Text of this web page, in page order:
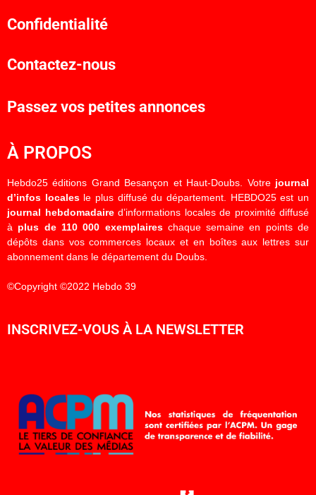
Confidentialité
Contactez-nous
Passez vos petites annonces
À PROPOS
Hebdo25 éditions Grand Besançon et Haut-Doubs. Votre journal
d’infos localesle plus diffusé du département. HEBDO25 est un
journal hebdomadaired’informations locales de proximité diffusé
à plus de 110 000 exemplaireschaque semaine en points de
dépôts dans vos commerces locaux et en boîtes aux lettres sur
abonnement dans le département du Doubs.
©Copyright ©2022 Hebdo 39
INSCRIVEZ-VOUS À LA NEWSLETTER